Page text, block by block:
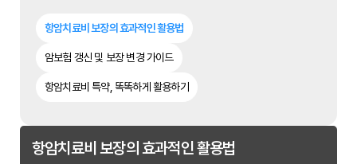
항암치료비 보장의 효과적인 활용법
암보험 갱신 및 보장 변경 가이드
항암치료비 특약, 똑똑하게 활용하기
항암치료비 보장의 효과적인 활용법